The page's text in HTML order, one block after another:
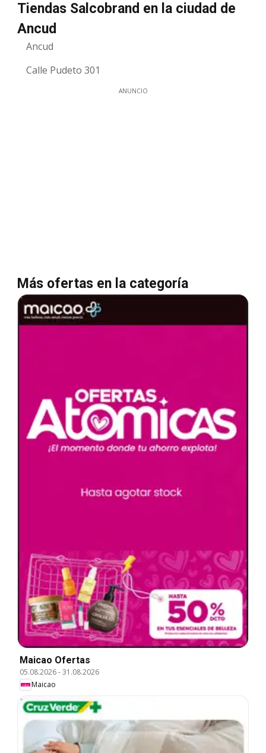
Tiendas Salcobrand en la ciudad de
Ancud
Ancud
Calle Pudeto 301
ANUNCIO
Más ofertas en la categoría
Maicao Ofertas
05.08.2026-31.08.2026
Maicao